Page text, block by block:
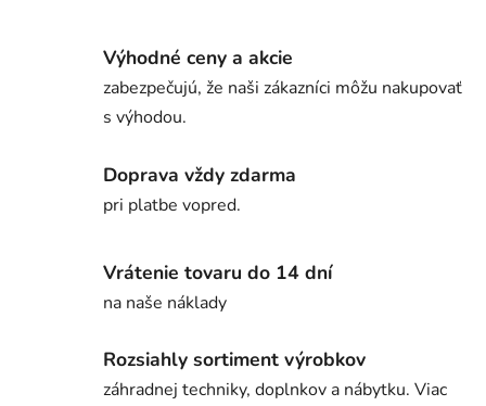
Výhodné ceny a akcie
zabezpečujú, že naši zákazníci môžu nakupovať
s výhodou.
Doprava vždy zdarma
pri platbe vopred.
Vrátenie tovaru do 14 dní
na naše náklady
Rozsiahly sortiment výrobkov
záhradnej techniky, doplnkov a nábytku. Viac